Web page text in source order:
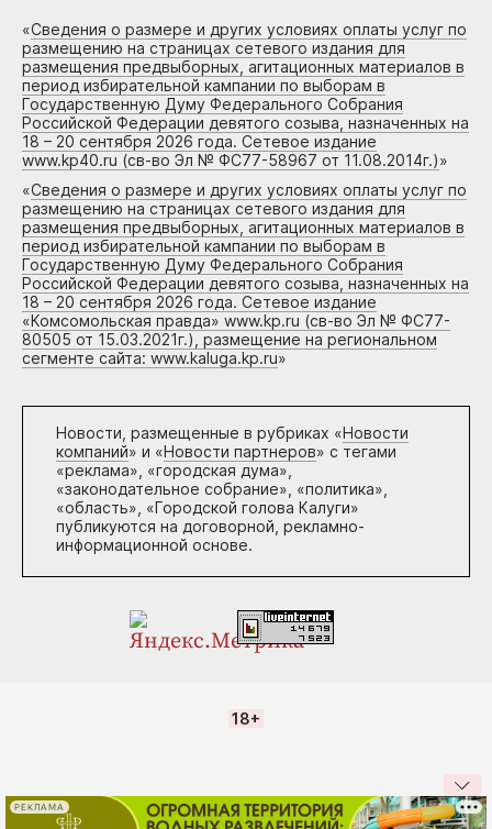
«Сведения о размере и других условиях оплаты услуг по
размещению на страницах сетевого издания для
размещения предвыборных, агитационных материалов в
период избирательной кампании по выборам в
Государственную Думу Федерального Собрания
Российской Федерации девятого созыва, назначенных на
18 – 20 сентября 2026 года. Сетевое издание
www.kp40.ru (св-во Эл № ФС77-58967 от 11.08.2014г.)»
«Сведения о размере и других условиях оплаты услуг по
размещению на страницах сетевого издания для
размещения предвыборных, агитационных материалов в
период избирательной кампании по выборам в
Государственную Думу Федерального Собрания
Российской Федерации девятого созыва, назначенных на
18 – 20 сентября 2026 года. Сетевое издание
«Комсомольская правда» www.kp.ru (св-во Эл № ФС77-
80505 от 15.03.2021г.), размещение на региональном
сегменте сайта: www.kaluga.kp.ru»
Новости, размещенные в рубриках «Новости
компаний» и «Новости партнеров» с тегами
«реклама», «городская дума»,
«законодательное собрание», «политика»,
«область», «Городской голова Калуги»
публикуются на договорной, рекламно-
информационной основе.
18+
РЕКЛАМА